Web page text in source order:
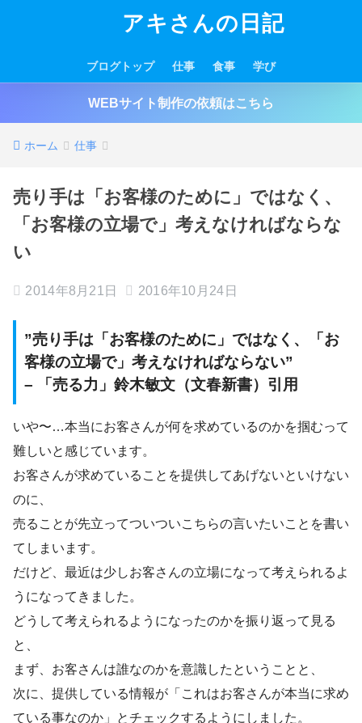
アキさんの日記
ブログトップ 仕事 食事 学び
WEBサイト制作の依頼はこちら
ホーム 仕事
売り手は「お客様のために」ではなく、
「お客様の立場で」考えなければならな
い
2014年8月21日 2016年10月24日
”売り手は「お客様のために」ではなく、「お
客様の立場で」考えなければならない”
– 「売る力」鈴木敏文（文春新書）引用
いや〜…本当にお客さんが何を求めているのかを掴むって
難しいと感じています。
お客さんが求めていることを提供してあげないといけない
のに、
売ることが先立ってついついこちらの言いたいことを書い
てしまいます。
だけど、最近は少しお客さんの立場になって考えられるよ
うになってきました。
どうして考えられるようになったのかを振り返って見る
と、
まず、お客さんは誰なのかを意識したということと、
次に、提供している情報が「これはお客さんが本当に求め
ている事なのか」とチェックするようにしました。